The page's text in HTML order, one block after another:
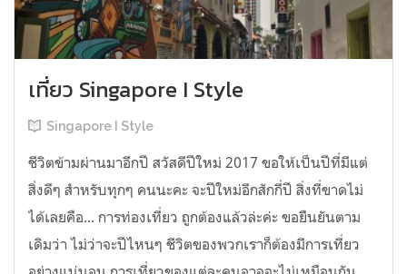
เที่ยว Singapore I Style
Singapore I Style
ชีวิตข้ามผ่านมาอีกปี สวัสดีปีใหม่ 2017 ขอให้เป็นปีที่มีแต่
สิ่งดีๆ สำหรับทุกๆ คนนะคะ จะปีใหม่อีกสักกี่ปี สิ่งที่ขาดไม่
ได้เลยคือ... การท่องเที่ยว ถูกต้องแล้วล่ะค่ะ ขอยืนยันตาม
เดิมว่า ไม่ว่าจะปีไหนๆ ชีวิตของพวกเราก็ต้องมีการเที่ยว